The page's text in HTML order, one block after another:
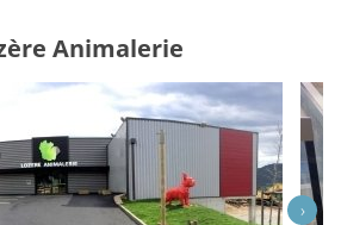
Animalerie
›